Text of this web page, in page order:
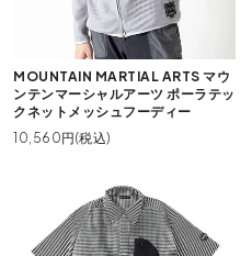
MOUNTAIN MARTIAL ARTS マウ
ンテンマーシャルアーツ ポーラテッ
クネットメッシュフーディー
10,560円(税込)